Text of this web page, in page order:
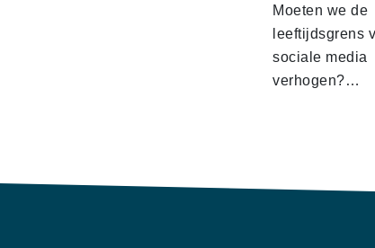
Moeten we de
leeftijdsgrens
sociale media
verhogen?…